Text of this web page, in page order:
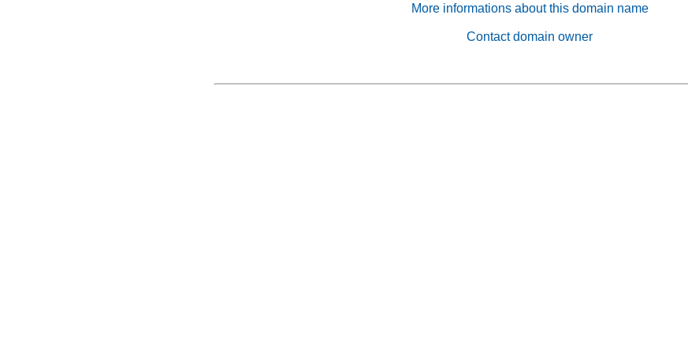
More informations about this domain name
Contact domain owner